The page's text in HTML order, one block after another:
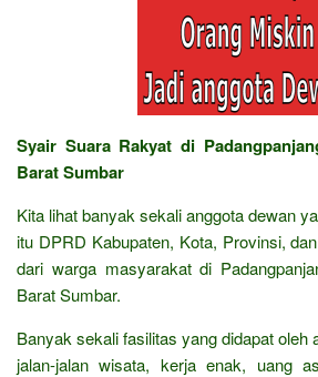
Syair Suara Rakyat di
Barat Sumbar
Kita lihat banyak sekali anggota dewan
itu DPRD Kabupaten, Kota, Provinsi,
dari warga masyarakat di
Barat Sumbar.
Banyak sekali fasilitas yang didapat oleh
jalan-jalan wisata, kerja enak, uang